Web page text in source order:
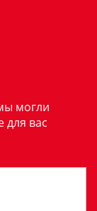
могли
для вас